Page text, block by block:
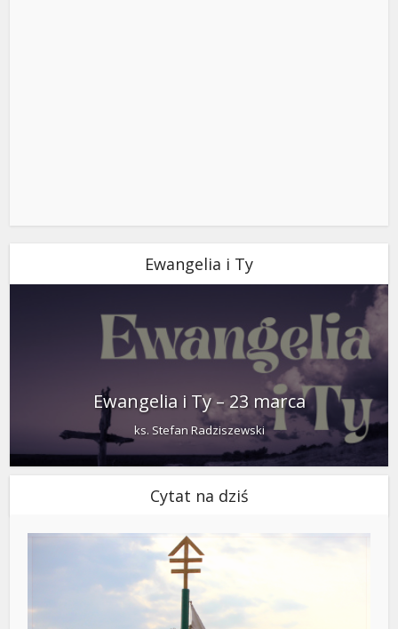
Ewangelia i Ty
Ewangelia i Ty – 23 marca
ks. Stefan Radziszewski
Cytat na dziś